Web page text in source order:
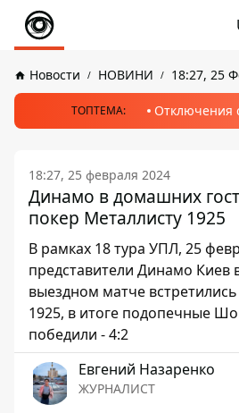
Новости НОВИНИ 18:27, 25
ТОПТЕМА: Отключения
18:27, 25 февраля 2024
Динамо в домашних
покер Металлисту 1925
В рамках 18 тура УПЛ, 25
представители Динамо Киев
выездном матче
1925, в итоге подопечные
победили - 4:2
Евгений Назаренко
ЖУРНАЛИСТ